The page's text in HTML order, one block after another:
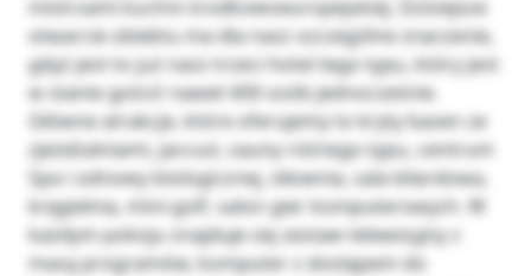
mistrzami kuchni środkowoeuropejskiej. Dzisiejsze
otwarcie obiektu ma dla nasz szczególne znaczenie,
gdyż jest to już nasz trzeci hotel tego typu, który jest
w stanie gościć nawet 600 osób jednocześnie.
Główne atrakcje, które oferujemy to kryty basen ze
zjeżdżalniami, jaccuzi, sauny różnego typu, centrum
Spa i odnowy biologicznej, siłownia, sala bilardowa,
kręgielnia, mini-golf, salon gier komputerowych. W
każdym pokoju znajduje się zestaw telewizyjny z
masą programów, komputer z dostępem do